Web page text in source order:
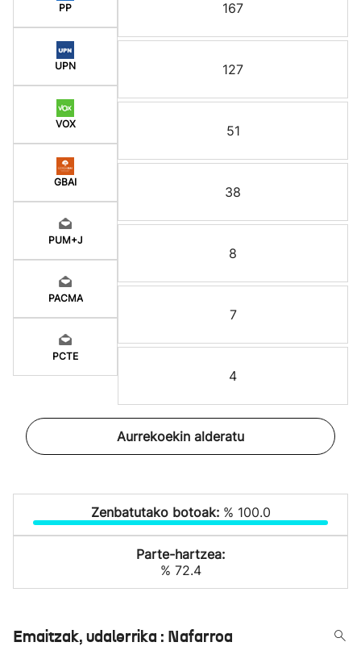
PP
UPN
VOX
GBAI
PUM+J
PACMA
PCTE
167
127
51
38
8
7
4
Aurrekoekin alderatu
Zenbatutako botoak: % 100.0
Parte-hartzea:
% 72.4
Emaitzak, udalerrika : Nafarroa